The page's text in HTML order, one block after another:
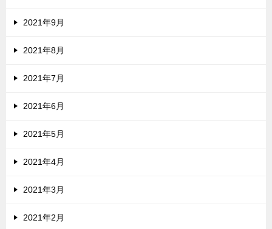
2021年9月
2021年8月
2021年7月
2021年6月
2021年5月
2021年4月
2021年3月
2021年2月